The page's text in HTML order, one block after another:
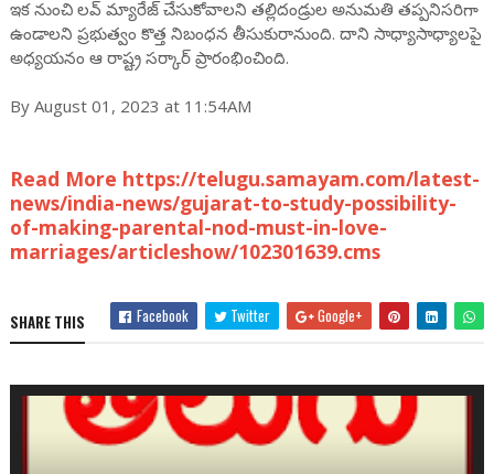
ఇక నుంచి లవ్ మ్యారేజ్‌ చేసుకోవాలని తల్లిదండ్రుల అనుమతి తప్పనిసరిగా
ఉండాలని ప్రభుత్వం కొత్త నిబంధన తీసుకురానుంది. దాని సాధ్యాసాధ్యాలపై
అధ్యయనం ఆ రాష్ట్ర సర్కార్ ప్రారంభించింది.
By August 01, 2023 at 11:54AM
Read More https://telugu.samayam.com/latest-
news/india-news/gujarat-to-study-possibility-
of-making-parental-nod-must-in-love-
marriages/articleshow/102301639.cms
SHARE THIS Facebook Twitter Google+